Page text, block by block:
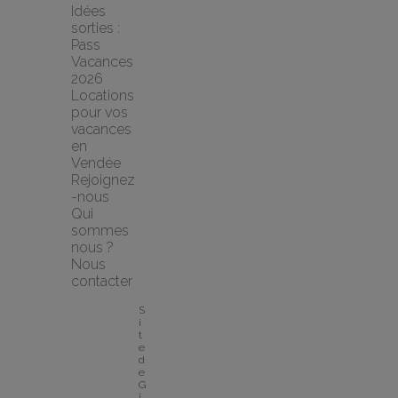
Idées
sorties :
Pass
Vacances
2026
Locations
pour vos
vacances
en
Vendée
Rejoignez
-nous
Qui
sommes
nous ?
Nous
contacter
S
i
t
e
d
e
G